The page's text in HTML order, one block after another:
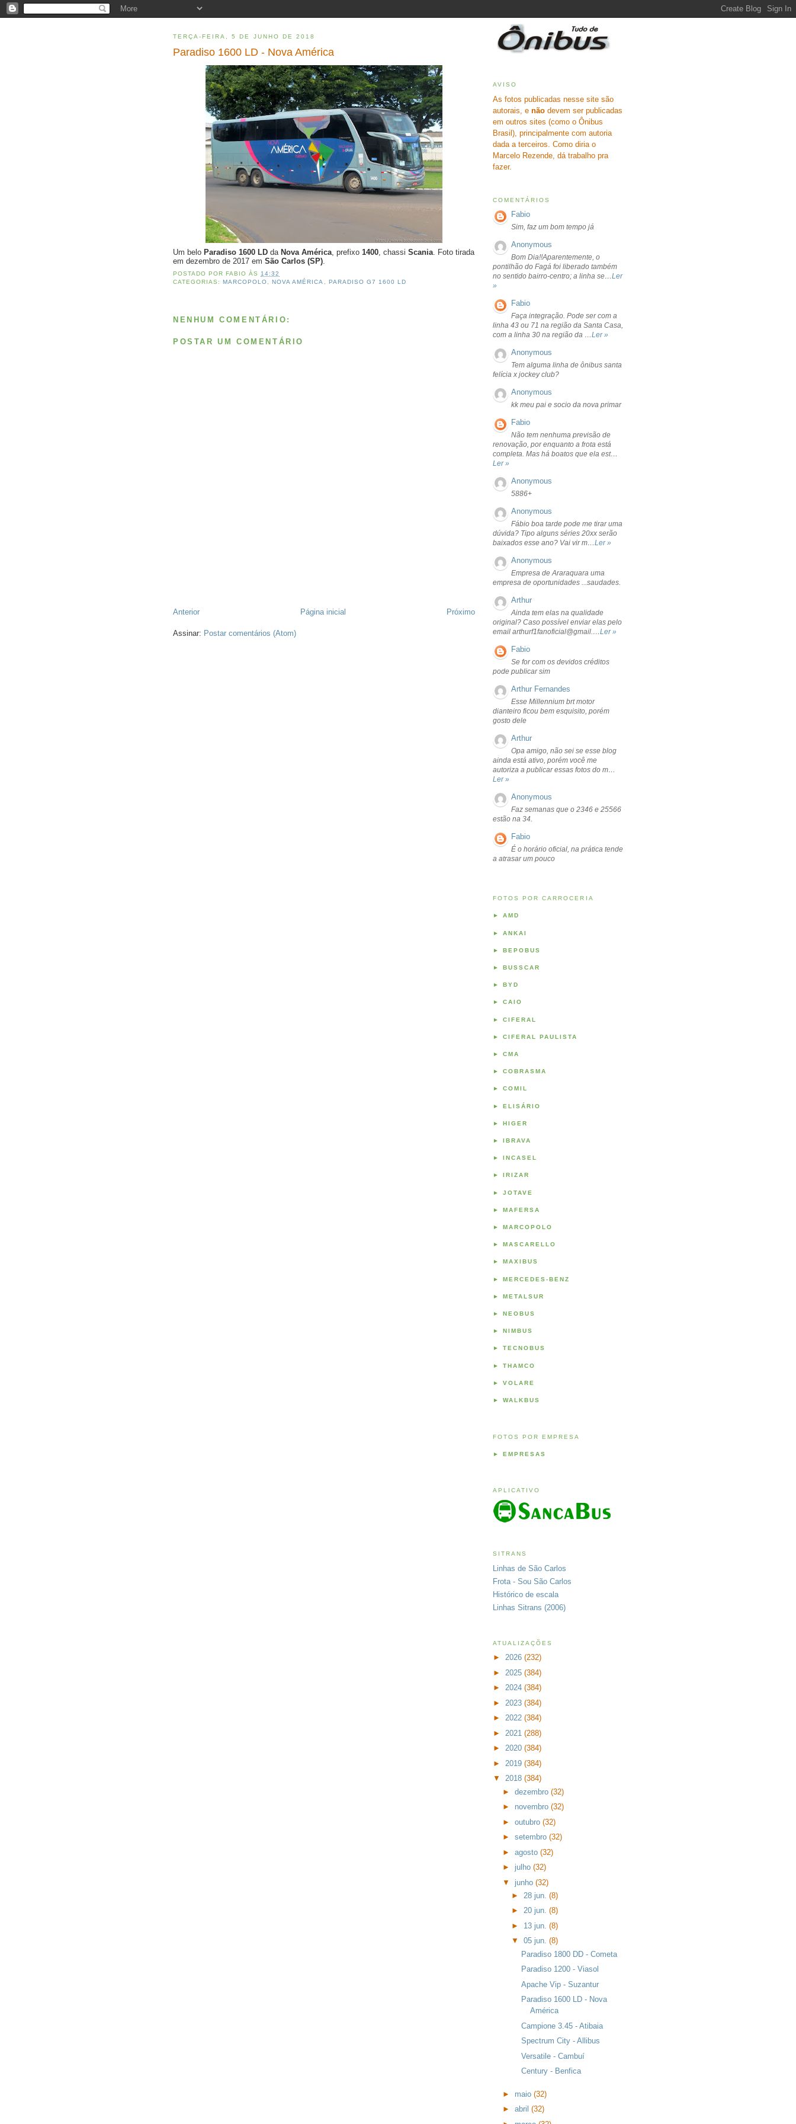
TERÇA-FEIRA, 5 DE JUNHO DE 2018
Paradiso 1600 LD - Nova América
Um belo Paradiso 1600 LD da Nova América , prefixo 1400 , chassi Scania . Foto tirada
em dezembro de 2017 em São Carlos (SP)
POSTADO PORFABIO ÀS14:32
CATEGORIAS:MARCOPOLO,NOVA AMÉRICA , PARADISO G7 1600 LD
NENHUM COMENTÁRIO:
POSTAR UM COMENTÁRIO
Anterior Próximo
Página inicial
Assinar: Postar comentários (Atom)
AVISO
As fotos publicadas nesse site são
autorais, e não devem ser publicadas
em outros sites (como o Ônibus
Brasil), principalmente com autoria
dada a terceiros. Como diria o
Marcelo Rezende, dá trabalho pra
fazer.
COMENTÁRIOS
Fabio
Sim, faz um bom tempo já
Anonymous
Bom Dia!!Aparentemente, o
pontilhão do Fagá foi liberado também
no sentido bairro-centro; a linha se…Ler
»
Fabio
Faça integração. Pode ser com a
linha 43 ou 71 na região da Santa Casa,
com a linha 30 na região da …Ler »
Anonymous
Tem alguma linha de ônibus santa
felícia x jockey club?
Anonymous
kk meu pai e socio da nova primar
Fabio
Não tem nenhuma previsão de
renovação, por enquanto a frota está
completa. Mas há boatos que ela est…
Ler »
Anonymous
5886+
Anonymous
Fábio boa tarde pode me tirar uma
dúvida? Tipo alguns séries 20xx serão
baixados esse ano? Vai vir m…Ler »
Anonymous
Empresa de Araraquara uma
empresa de oportunidades ...saudades.
Arthur
Ainda tem elas na qualidade
original? Caso possível enviar elas pelo
email arthurf1fanoficial@gmail.…Ler »
Fabio
Se for com os devidos créditos
pode publicar sim
Arthur Fernandes
Esse Millennium brt motor
dianteiro ficou bem esquisito, porém
gosto dele
Arthur
Opa amigo, não sei se esse blog
ainda está ativo, porém você me
autoriza a publicar essas fotos do m…
Ler »
Anonymous
Faz semanas que o 2346 e 25566
estão na 34.
Fabio
É o horário oficial, na prática tende
a atrasar um pouco
FOTOS POR CARROCERIA
► AMD
► ANKAI
► BEPOBUS
► BUSSCAR
► BYD
► CAIO
► CIFERAL
► CIFERAL PAULISTA
► CMA
► COBRASMA
► COMIL
► ELISÁRIO
► HIGER
► IBRAVA
► INCASEL
► IRIZAR
► JOTAVE
► MAFERSA
► MARCOPOLO
► MASCARELLO
► MAXIBUS
► MERCEDES-BENZ
► METALSUR
► NEOBUS
► NIMBUS
► TECNOBUS
► THAMCO
► VOLARE
► WALKBUS
FOTOS POR EMPRESA
► EMPRESAS
APLICATIVO
SITRANS
Linhas de São Carlos
Frota - Sou São Carlos
Histórico de escala
Linhas Sitrans (2006)
ATUALIZAÇÕES
► 2026 (232)
► 2025 (384)
► 2024 (384)
► 2023 (384)
► 2022 (384)
► 2021 (288)
► 2020 (384)
► 2019 (384)
▼ 2018 (384)
► dezembro (32)
► novembro (32)
► outubro (32)
► setembro (32)
► agosto (32)
► julho (32)
▼ junho (32)
► 28 jun.(8)
►20 jun.(8)
► 13 jun.(8)
▼05 jun.(8)
Paradiso 1800 DD - Cometa
Paradiso 1200 - Viasol
Apache Vip - Suzantur
Paradiso 1600 LD - Nova
América
Campione 3.45 - Atibaia
Spectrum City - Allibus
Versatile - Cambuí
Century - Benfica
► maio (32)
► abril (32)